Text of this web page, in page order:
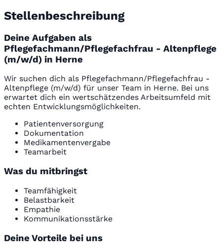
Stellenbeschreibung
Deine Aufgaben als
Pflegefachmann/Pflegefachfrau - Altenpflege
(m/w/d) in Herne
Wir suchen dich als Pflegefachmann/Pflegefachfrau -
Altenpflege (m/w/d) für unser Team in Herne. Bei uns
erwartet dich ein wertschätzendes Arbeitsumfeld mit
echten Entwicklungsmöglichkeiten.
Patientenversorgung
Dokumentation
Medikamentenvergabe
Teamarbeit
Was du mitbringst
Teamfähigkeit
Belastbarkeit
Empathie
Kommunikationsstärke
Deine Vorteile bei uns